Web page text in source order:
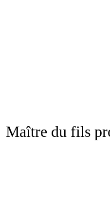
Maître du fils